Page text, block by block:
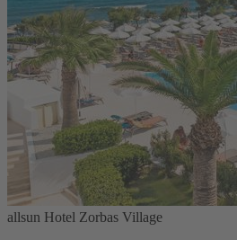
allsun Hotel Zorbas Village